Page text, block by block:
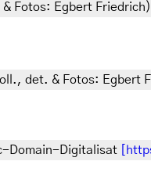
Fotos: Egbert Friedrich)
det. & Fotos: Egbert
Domain-Digitalisat